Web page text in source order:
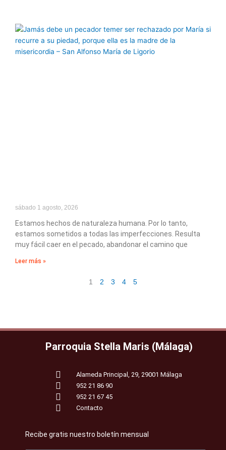
sábado 1 agosto, 2026
Estamos hechos de naturaleza humana. Por lo tanto,
estamos sometidos a todas las imperfecciones. Resulta
muy fácil caer en el pecado, abandonar el camino que
Leer más »
1 2 3 4 5
Parroquia Stella Maris (Málaga)
Alameda Principal, 29, 29001 Málaga
952 21 86 90
952 21 67 45
Contacto
Recibe gratis nuestro boletín mensual